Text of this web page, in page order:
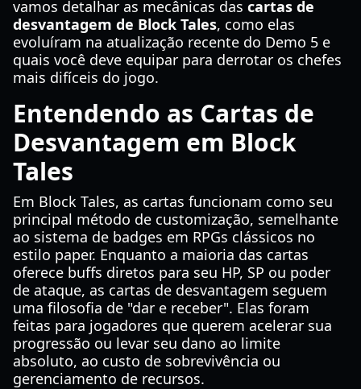
vamos detalhar as mecânicas das cartas de
desvantagem de Block Tales, como elas
evoluíram na atualização recente do Demo 5 e
quais você deve equipar para derrotar os chefes
mais difíceis do jogo.
Entendendo as Cartas de
Desvantagem em Block
Tales
Em Block Tales, as cartas funcionam como seu
principal método de customização, semelhante
ao sistema de badges em RPGs clássicos no
estilo paper. Enquanto a maioria das cartas
oferece buffs diretos para seu HP, SP ou poder
de ataque, as cartas de desvantagem seguem
uma filosofia de "dar e receber". Elas foram
feitas para jogadores que querem acelerar sua
progressão ou levar seu dano ao limite
absoluto, ao custo de sobrevivência ou
gerenciamento de recursos.